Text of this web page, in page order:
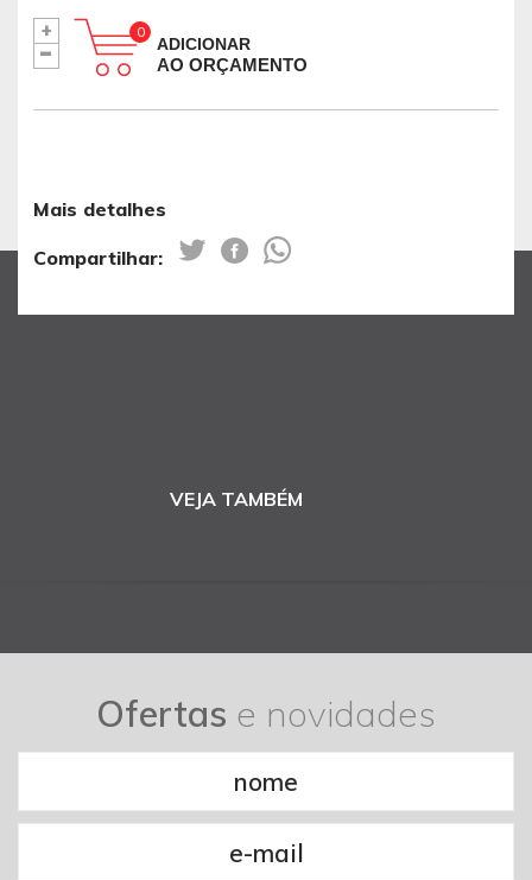
+
- ADICIONAR
AO ORÇAMENTO
Mais detalhes
Compartilhar:
VEJA TAMBÉM
Ofertas e novidades